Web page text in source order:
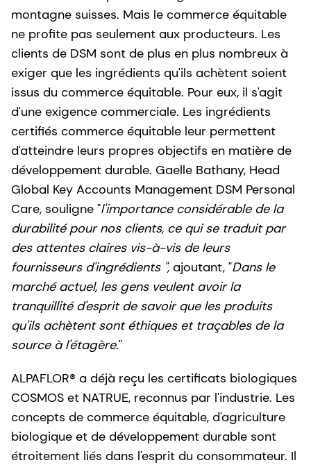
montagne suisses. Mais le commerce équitable
ne profite pas seulement aux producteurs. Les
clients de DSM sont de plus en plus nombreux à
exiger que les ingrédients qu'ils achètent soient
issus du commerce équitable. Pour eux, il s'agit
d'une exigence commerciale. Les ingrédients
certifiés commerce équitable leur permettent
d'atteindre leurs propres objectifs en matière de
développement durable. Gaelle Bathany, Head
Global Key Accounts Management DSM Personal
Care, souligne "l'importance considérable de la
durabilité pour nos clients, ce qui se traduit par
des attentes claires vis-à-vis de leurs
fournisseurs d'ingrédients ", ajoutant, "Dans le
marché actuel, les gens veulent avoir la
tranquillité d'esprit de savoir que les produits
qu'ils achètent sont éthiques et traçables de la
source à l'étagère."
ALPAFLOR® a déjà reçu les certificats biologiques
COSMOS et NATRUE, reconnus par l'industrie. Les
concepts de commerce équitable, d'agriculture
biologique et de développement durable sont
étroitement liés dans l'esprit du consommateur. Il